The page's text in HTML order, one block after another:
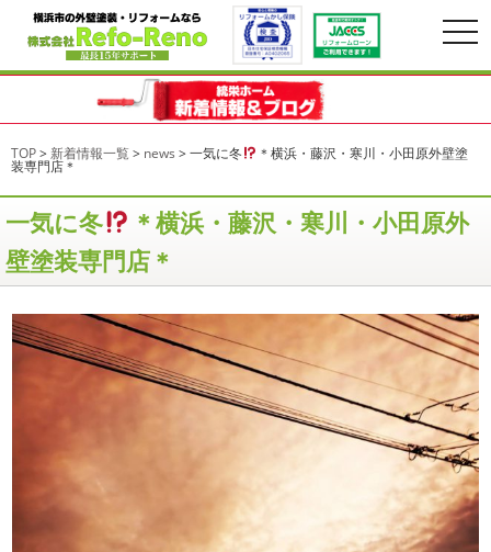
TOP> 新着情報一覧> news >一気に冬 ＊横浜・藤沢・寒川・小田原外壁塗
装専門店＊
一気に冬
＊横浜・藤沢・寒川・小田原外
壁塗装専門店＊